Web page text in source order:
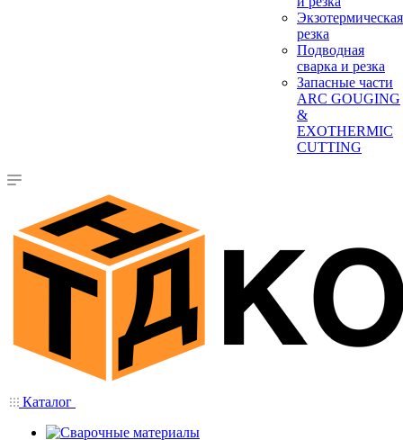
Экзотермическая
резка
Подводная
сварка и резка
Запасные части
ARC GOUGING
&
EXOTHERMIC
CUTTING
Каталог